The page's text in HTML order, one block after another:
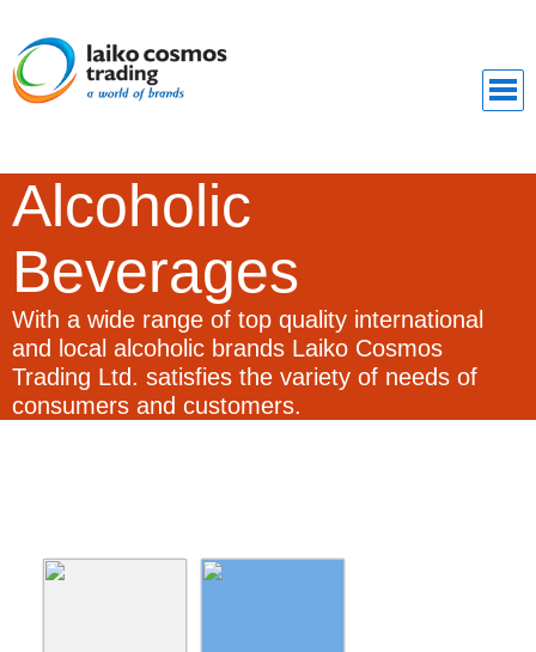
Alcoholic
Beverages
With a wide range of top quality international
and local alcoholic brands Laiko Cosmos
Trading Ltd. satisfies the variety of needs of
consumers and customers.